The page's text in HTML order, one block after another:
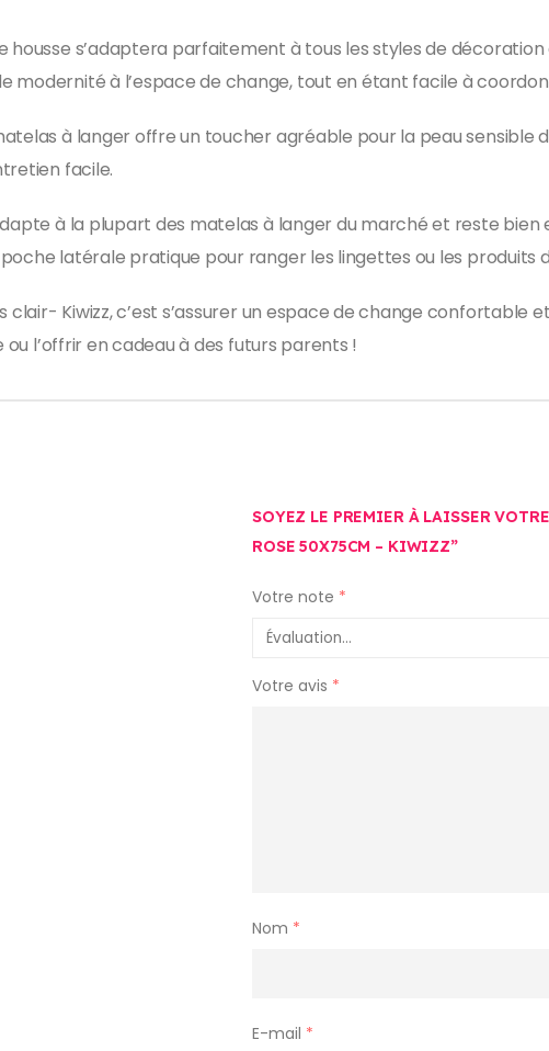
housse s’adaptera parfaitement à tous les styles de
à l’espace de change, tout en étant facile à
à langer offre un toucher agréable pour la peau sensible
facile.
à la plupart des matelas à langer du marché et reste bien
latérale pratique pour ranger les lingettes ou les produits
clair- Kiwizz, c’est s’assurer un espace de change confortable
l’offrir en cadeau à des futurs parents !
SOYEZ LE PREMIER À LAISSER
ROSE 50X75CM – KIWIZZ”
Votre note *
Votre avis *
Nom *
E-mail *